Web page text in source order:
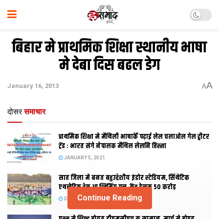
बिहार मे प्राथमिक शिक्षा स्थानीय भाषा
मे देबा दिस बढल डेग
January 16, 2013 AA
दोसर समाचार
प्राथमिक शि‍क्षा मे मैथि‍ली भाषाकेँ पढ़ाई लेल चलाओल गेल ट्वीटर
ट्रेंड : भारत संगे नेपालक मैथिल लेलनि हिस्सा
JANUARY 5, 2021
सात जिला मे बनत बहुउद्देशीय इंडोर स्‍टेडि‍यम, सिंथेटिक
एथलेटिक ट्रेक आ स्विमिंग पुल, केंद्र देलक 50 करोड़
DECEMBER 26, 2020
Continue Reading